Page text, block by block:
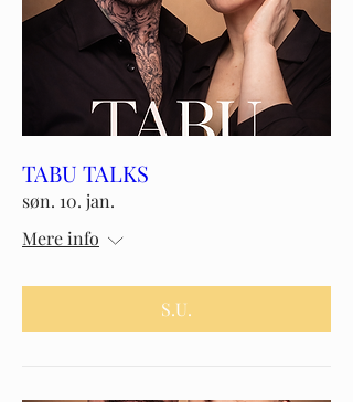
TABU TALKS
søn. 10. jan.
Mere info
S.U.